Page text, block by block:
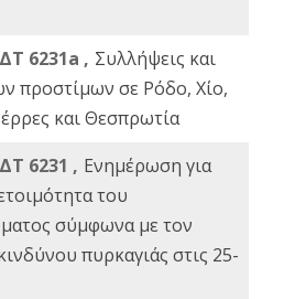
6231a , Συλλήψεις και
προστίμων σε Ρόδο, Χίο,
και Θεσπρωτία
6231 , Ενημέρωση για
του
σύμφωνα με τον
πυρκαγιάς στις 25-